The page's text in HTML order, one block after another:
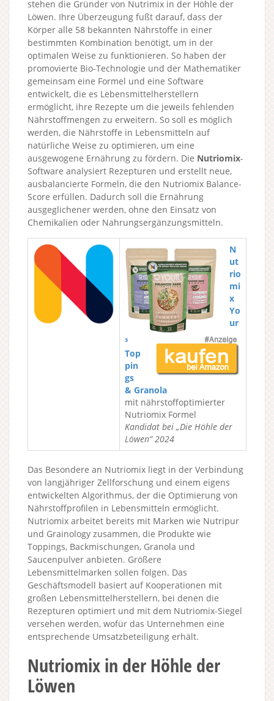
stehen die Gründer von Nutrimix in der Höhle der
Löwen. Ihre Überzeugung fußt darauf, dass der
Körper alle 58 bekannten Nährstoffe in einer
bestimmten Kombination benötigt, um in der
optimalen Weise zu funktionieren. So haben der
promovierte Bio-Technologie und der Mathematiker
gemeinsam eine Formel und eine Software
entwickelt, die es Lebensmittelherstellern
ermöglicht, ihre Rezepte um die jeweils fehlenden
Nährstoffmengen zu erweitern. So soll es möglich
werden, die Nährstoffe in Lebensmitteln auf
natürliche Weise zu optimieren, um eine
ausgewogene Ernährung zu fördern. Die Nutriomix-
Software analysiert Rezepturen und erstellt neue,
ausbalancierte Formeln, die den Nutriomix Balance-
Score erfüllen. Dadurch soll die Ernährung
ausgeglichener werden, ohne den Einsatz von
Chemikalien oder Nahrungsergänzungsmitteln.
N
ut
rio
mi
x
Yo
ur
³
Top
pin
gs
& Granola
mit nährstoffoptimierter
Nutriomix Formel
Kandidat bei „Die Höhle der
Löwen“ 2024
Das Besondere an Nutriomix liegt in der Verbindung
von langjähriger Zellforschung und einem eigens
entwickelten Algorithmus, der die Optimierung von
Nährstoffprofilen in Lebensmitteln ermöglicht.
Nutriomix arbeitet bereits mit Marken wie Nutripur
und Grainology zusammen, die Produkte wie
Toppings, Backmischungen, Granola und
Saucenpulver anbieten. Größere
Lebensmittelmarken sollen folgen. Das
Geschäftsmodell basiert auf Kooperationen mit
großen Lebensmittelherstellern, bei denen die
Rezepturen optimiert und mit dem Nutriomix-Siegel
versehen werden, wofür das Unternehmen eine
entsprechende Umsatzbeteiligung erhält.
Nutriomix in der Höhle der
Löwen